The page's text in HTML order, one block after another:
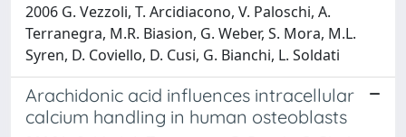
2006 G. Vezzoli, T. Arcidiacono, V. Paloschi, A.
Terranegra, M.R. Biasion, G. Weber, S. Mora, M.L.
Syren, D. Coviello, D. Cusi, G. Bianchi, L. Soldati
Arachidonic acid influences intracellular
calcium handling in human osteoblasts